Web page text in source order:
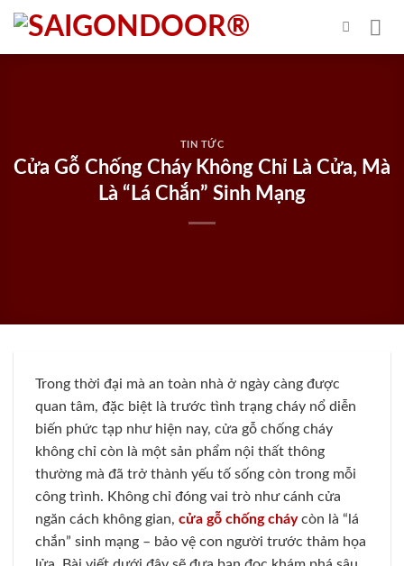
Skip
content
TIN TỨC
Cửa Gỗ Chống Cháy Không Chỉ Là Cửa, Mà
Là “Lá Chắn” Sinh Mạng
Trong thời đại mà an toàn nhà ở ngày càng được
quan tâm, đặc biệt là trước tình trạng cháy nổ diễn
biến phức tạp như hiện nay, cửa gỗ chống cháy
không chỉ còn là một sản phẩm nội thất thông
thường mà đã trở thành yếu tố sống còn trong mỗi
công trình. Không chỉ đóng vai trò như cánh cửa
ngăn cách không gian, cửa gỗ chống cháycòn là “lá
chắn” sinh mạng – bảo vệ con người trước thảm họa